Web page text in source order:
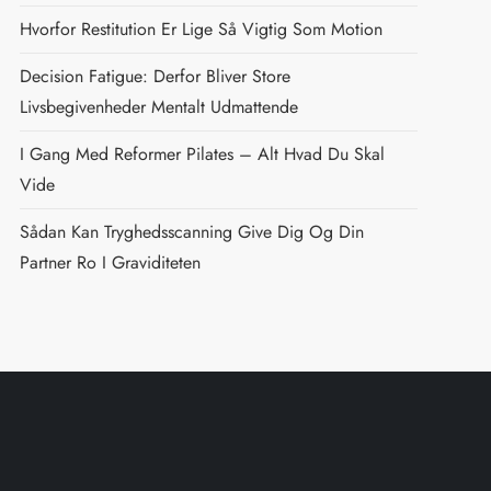
Hvorfor Restitution Er Lige Så Vigtig Som Motion
Decision Fatigue: Derfor Bliver Store
Livsbegivenheder Mentalt Udmattende
I Gang Med Reformer Pilates – Alt Hvad Du Skal
Vide
Sådan Kan Tryghedsscanning Give Dig Og Din
Partner Ro I Graviditeten